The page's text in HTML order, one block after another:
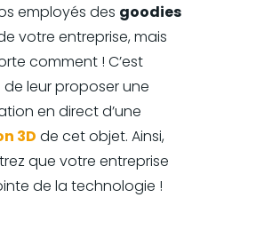
employés des goodies
votre entreprise, mais
comment ! C’est
de leur proposer une
en direct d’une
3D de cet objet. Ainsi,
que votre entreprise
de la technologie !